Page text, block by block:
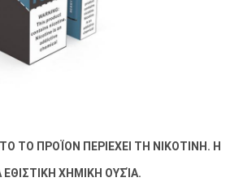
ΤΟ ΠΡΟΪΟΝ ΠΕΡΙΕΧΕΙ ΤΗ ΝΙΚΟΤΙΝΗ. Η
ΕΘΙΣΤΙΚΗ ΧΗΜΙΚΗ ΟΥΣΊΑ.